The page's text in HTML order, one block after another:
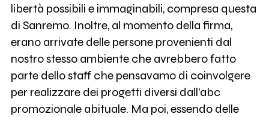
libertà possibili e immaginabili, compresa questa
di Sanremo. Inoltre, al momento della firma,
erano arrivate delle persone provenienti dal
nostro stesso ambiente che avrebbero fatto
parte dello staff che pensavamo di coinvolgere
per realizzare dei progetti diversi dall'abc
promozionale abituale. Ma poi, essendo delle